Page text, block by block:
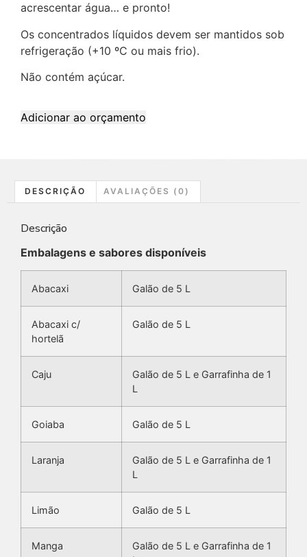
acrescentar água… e pronto!
Os concentrados líquidos devem ser mantidos sob
refrigeração (+10 ºC ou mais frio).
Não contém açúcar.
Adicionar ao orçamento
DESCRIÇÃO AVALIAÇÕES (0)
Descrição
Embalagens e sabores disponíveis
Abacaxi Galão de 5 L
Abacaxi c/
hortelã
Galão de 5 L
Caju
Galão de 5 L e Garrafinha de 1
L
Goiaba Galão de 5 L
Laranja
Galão de 5 L e Garrafinha de 1
L
Limão Galão de 5 L
Manga
Galão de 5 L e Garrafinha de 1